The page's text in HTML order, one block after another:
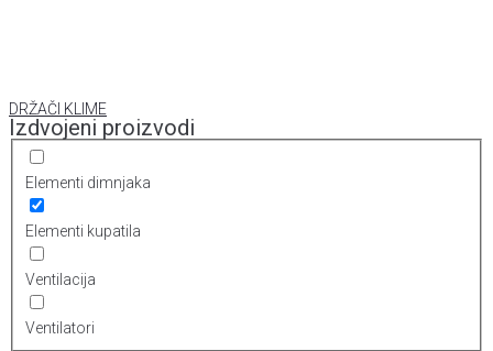
DRŽAČI KLIME
Izdvojeni proizvodi
Elementi dimnjaka
Elementi kupatila
Ventilacija
Ventilatori